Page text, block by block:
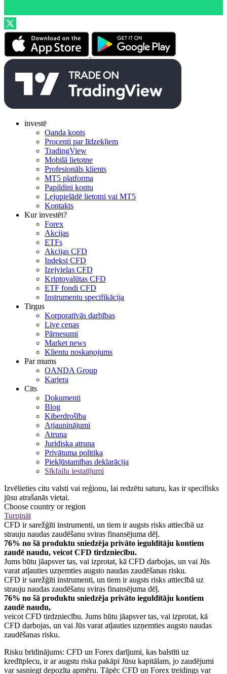
investē
Oanda konts
Procenti par līdzekļiem
TradingView
Mobilā lietotne
Profesionāls klients
MT5 platforma
Papildini kontu
Lejupielādē lietotni vai MT5
Kontakts
Kur investēt?
Forex
Akcijas
ETFs
Akcijas CFD
Indeksi CFD
Izejvielas CFD
Kriptovalūtas CFD
ETF fondi CFD
Instrumentu specifikācija
Tirgus
Korporatīvās darbības
Live cenas
Pārnesumi
Market news
Klientu noskaņojums
Par mums
OANDA Group
Karjera
Cits
Dokumenti
Blog
Kiberdrošība
Atjauninājumi
Atruna
Juridiska atruna
Privātuma politika
Piekļūstamības deklarācija
Sīkfailu iestatījumi
Izvēlieties citu valsti vai reģionu, lai redzētu saturu, kas ir specifisks
jūsu atrašanās vietai.
Choose country or region
Turpināt
CFD ir sarežģīti instrumenti, un tiem ir augsts risks attiecībā uz
strauju naudas zaudēšanu sviras finansējuma dēļ.
76% no šā produktu sniedzēja privāto ieguldītāju kontiem
zaudē naudu, veicot CFD tirdzniecību.
Jums būtu jāapsver tas, vai izprotat, kā CFD darbojas, un vai Jūs
varat atļauties uzņemties augsto naudas zaudēšanas risku.
CFD ir sarežģīti instrumenti, un tiem ir augsts risks attiecībā uz
strauju naudas zaudēšanu sviras finansējuma dēļ.
76% no šā produktu sniedzēja privāto ieguldītāju kontiem
zaudē naudu,
veicot CFD tirdzniecību. Jums būtu jāapsver tas, vai izprotat, kā
CFD darbojas, un vai Jūs varat atļauties uzņemties augsto naudas
zaudēšanas risku.
Risku brīdinājums: CFD un Forex darījumi, kas balstīti uz
kredītplecu, ir ar augstu riska pakāpi Jūsu kapitālam, jo zaudējumi
var sasniegt depozīta apmēru. Tāpēc CFD un Forex treidings var